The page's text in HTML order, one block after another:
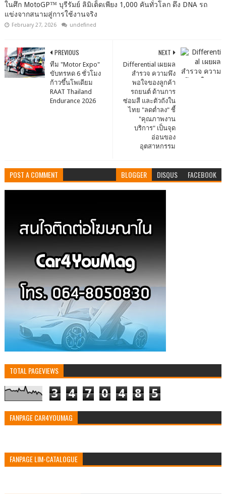
ในศึก MotoGP™ บุรีรัมย์ ลิมิเต็ดเพียง 1,000 คันทั่วโลก ดึง DNA รถ
แข่งจากสนามสู่การใช้งานจริง
February 27, 2026 undefined
NEXT
Differential เผยผล
สำรวจ ความพึง
พอใจของลูกค้า
รถยนต์ ด้านการ
ซ่อมสี และตัวถังใน
ไทย "ลดต่ำลง" ชี้
"คุณภาพงาน
บริการ" เป็นจุด
อ่อนของ
อุตสาหกรรม
PREVIOUS
ทีม "Motor Expo"
ขับทรหด 6 ชั่วโมง
ก้าวขึ้นโพเดียม
RAAT Thailand
Endurance 2026
POST A COMMENT BLOGGER DISQUS FACEBOOK
TOTAL PAGEVIEWS
3 4 7 0 4 8 5
FANPAGE CAR4YOUMAG
FANPAGE LIM-CATALOGUE